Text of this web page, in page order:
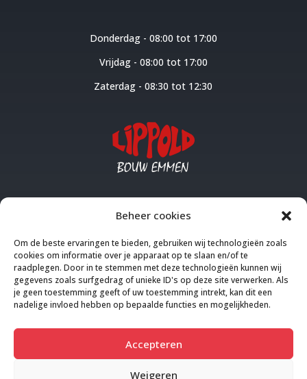
Beheer cookies
Om de beste ervaringen te bieden, gebruiken wij technologieën zoals
cookies om informatie over je apparaat op te slaan en/of te
raadplegen. Door in te stemmen met deze technologieën kunnen wij
gegevens zoals surfgedrag of unieke ID's op deze site verwerken. Als
je geen toestemming geeft of uw toestemming intrekt, kan dit een
nadelige invloed hebben op bepaalde functies en mogelijkheden.
Accepteren
Weigeren
Donderdag - 08:00 tot 17:00
Vrijdag - 08:00 tot 17:00
Zaterdag - 08:30 tot 12:30
CONTACT INFO
Westelijke Doorsnee Zuidzijde 28
Emmer Compascuum